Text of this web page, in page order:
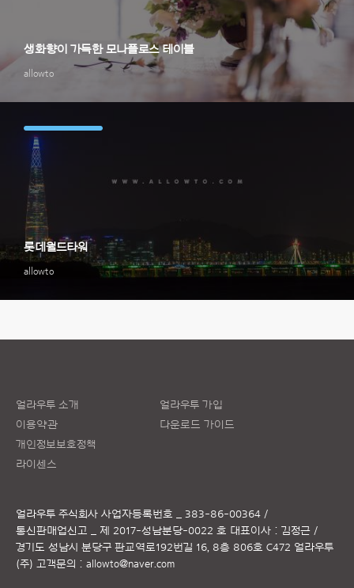
allowto
생화향이 가득한 모나플로스 테이블
allowto
롯데월드타워
얼라우투 소개
이용약관
개인정보보호정책
라이센스
얼라우투 가입
다운로드 가이드
얼라우투 주식회사 사업자등록번호 _ 383-86-00364 /
통신판매업신고 _ 제 2017-성남분당-0022 호 대표이사 : 김정근 /
경기도 성남시 분당구 판교역로192번길 16, 8층 806호 C472 얼라우투
(주) 고객문의 : allowto@naver.com